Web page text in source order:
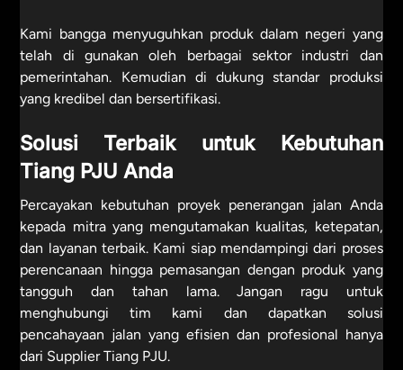
Kami bangga menyuguhkan produk dalam negeri yang
telah di gunakan oleh berbagai sektor industri dan
pemerintahan. Kemudian di dukung standar produksi
yang kredibel dan bersertifikasi.
Solusi Terbaik untuk Kebutuhan
Tiang PJU Anda
Percayakan kebutuhan proyek penerangan jalan Anda
kepada mitra yang mengutamakan kualitas, ketepatan,
dan layanan terbaik. Kami siap mendampingi dari proses
perencanaan hingga pemasangan dengan produk yang
tangguh dan tahan lama. Jangan ragu untuk
menghubungi tim kami dan dapatkan solusi
pencahayaan jalan yang efisien dan profesional hanya
dari Supplier Tiang PJU.